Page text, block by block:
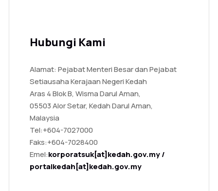
Hubungi Kami
Alamat: Pejabat Menteri Besar dan Pejabat
Setiausaha Kerajaan Negeri Kedah
Aras 4 Blok B, Wisma Darul Aman,
05503 Alor Setar, Kedah Darul Aman,
Malaysia
Tel:+604-7027000
Faks:+604-7028400
Emel:korporatsuk[at]kedah.gov.my /
portalkedah[at]kedah.gov.my